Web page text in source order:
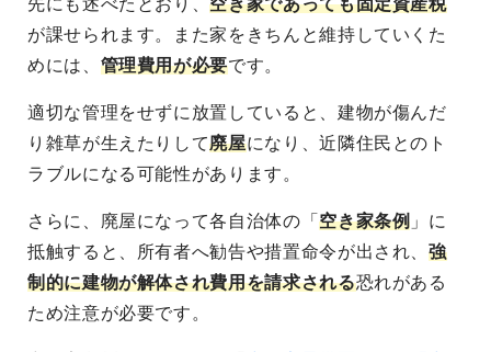
先にも述べたとおり、空き家であっても固定資産税
が課せられます。また家をきちんと維持していくた
めには、 管理費用が必要です。
適切な管理をせずに放置していると、建物が傷んだ
り雑草が生えたりして廃屋になり、近隣住民とのト
ラブルになる可能性があります。
さらに、廃屋になって各自治体の「空き家条例 」に
抵触すると、
所有者へ勧告や措置命令が出され、強
制的に建物が解体され費用を請求される恐れがある
ため注意が必要です。